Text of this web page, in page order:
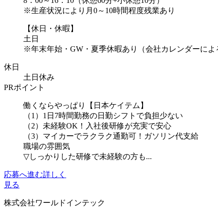
※生産状況により月0～10時間程度残業あり
【休日・休暇】
土日
※年末年始・GW・夏季休暇あり（会社カレンダーによ
休日
土日休み
PRポイント
働くならやっぱり【日本ケイテム】
（1）1日7時間勤務の日勤シフトで負担少ない
（2）未経験OK！入社後研修が充実で安心
（3）マイカーでラクラク通勤可！ガソリン代支給
職場の雰囲気
▽しっかりした研修で未経験の方も...
応募へ進む詳しく
見る
株式会社ワールドインテック